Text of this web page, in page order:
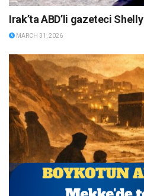
Irak’ta ABD’li gazeteci
MARCH 31, 2026